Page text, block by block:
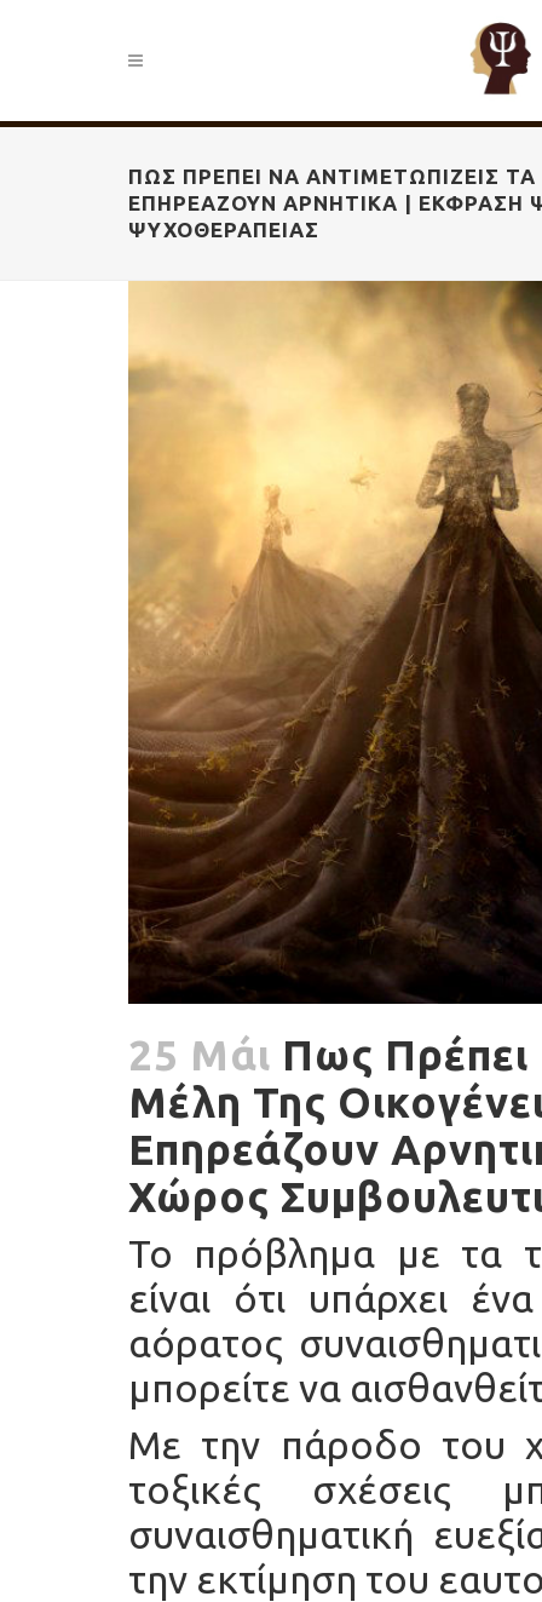
ΠΩΣ ΠΡΈΠΕΙ ΝΑ ΑΝΤΙΜΕΤΩΠΊΖΕΙΣ
ΕΠΗΡΕΆΖΟΥΝ ΑΡΝΗΤΙΚΆ | ΈΚΦΡΑΣΗ
ΨΥΧΟΘΕΡΑΠΕΊΑΣ
25 Μάι Πως Πρέπει
Μέλη Της
Επηρεάζουν
Χώρος
Το πρόβλημα με τα
είναι ότι υπάρχει
αόρατος
μπορείτε να
Με την πάροδο του
τοξικές σχέσεις
συναισθηματική
την εκτίμηση του